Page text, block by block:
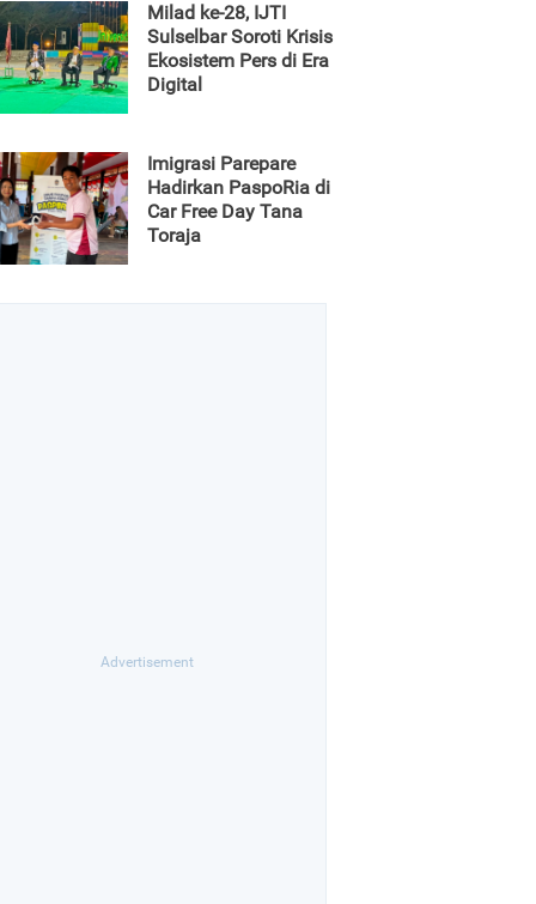
Milad ke-28, IJTI
Sulselbar Soroti Krisis
Ekosistem Pers di Era
Digital
Imigrasi Parepare
Hadirkan PaspoRia di
Car Free Day Tana
Toraja